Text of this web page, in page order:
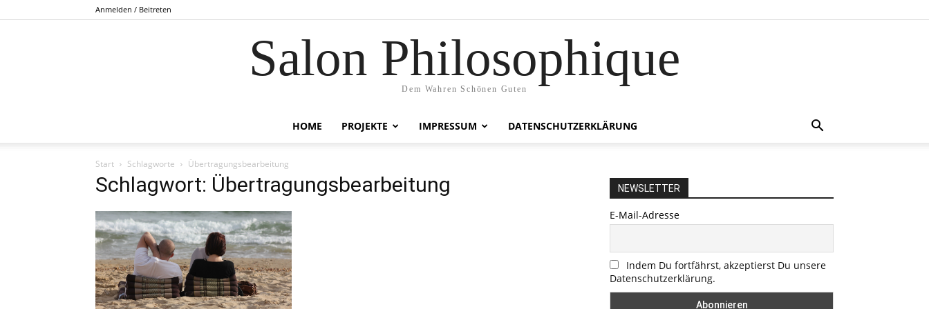
Anmelden / Beitreten
Salon Philosophique
Dem Wahren Schönen Guten
HOME PROJEKTE IMPRESSUM DATENSCHUTZERKLÄRUNG
Start Schlagworte Übertragungsbearbeitung
Schlagwort: Übertragungsbearbeitung NEWSLETTER
E-Mail-Adresse
Indem Du fortfährst, akzeptierst Du unsere
Datenschutzerklärung.